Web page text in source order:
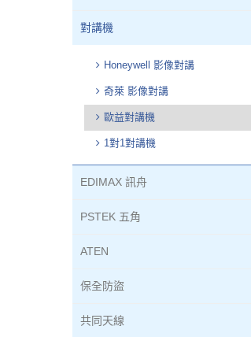
對講機
Honeywell 影像對講
奇萊 影像對講
歐益對講機
1對1對講機
EDIMAX 訊舟
PSTEK 五角
ATEN
保全防盜
共同天線